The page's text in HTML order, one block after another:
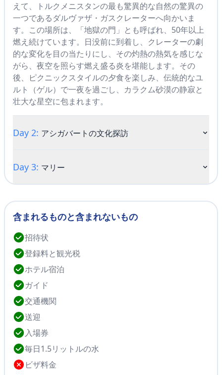
えて、トルクメニスタンの最も驚異的な自然の驚異の
一つであるダルヴァザ・ガスクレーターへ向かいま
す。この場所は、「地獄の門」とも呼ばれ、50年以上
燃え続けています。日没前に到着し、クレーターの劇
的な変化を目の当たりにし、その灼熱の熱気を感じな
がら、夜空を照らす燃え盛る炎を堪能します。その
後、ピクニックスタイルの夕食を楽しみ、伝統的なユ
ルト（ゲル）で一夜を過ごし、カラクム砂漠の静寂と
壮大な星空に包まれます。
Day 2: アシガバートの文化探訪
アシガバートの文化探訪
朝食後、早朝にカラクム砂漠をドライブ（4時間）。白
い大理石の街アシガバート – トルクメニスタンの首都
を訪問。地元のレストランでランチ。ホテルにチェッ
クインし、1時間休憩。アシガバート市内観光で広場や
記念碑を巡る。地元のレストランでディナー。ホテル
Day 3: マリー
マリー
朝食後、マリーへ向かいます。地元の市場、市街地、
その他の観光名所を訪れる短い市内観光。その後、古
含まれるものと含まれないもの
招待状
登録料と観光税
ホテル宿泊
ガイド
交通機関
送迎
入場券
毎日1.5リットルの水
ビザ料金